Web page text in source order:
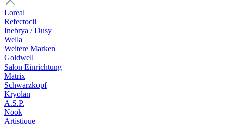
Loreal
Refectocil
Inebrya / Dusy
Wella
Weitere Marken
Goldwell
Salon Einrichtung
Matrix
Schwarzkopf
Kryolan
A.S.P.
Nook
Artistique